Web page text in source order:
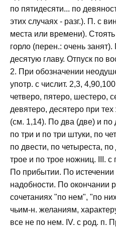
по пятидесяти... по
этих случаях - разг.). П. с
места или времени).
горло (перен.: очень
десятую главу. Отпуск по
2. При обозначении
употр. с числит. 2,3,
четверо, пятеро, шестеро,
девятеро, десятеро при
(см. 1,14). По два (две) и по
по три и по три штуки, по
по двести, по четыреста,
трое и по трое ножниц. III. с
По прибытии. По
надобности. По окончании
сочетаниях "по нем", "по
чьим-н. желаниям,
все не по нем. IV. с род. п.